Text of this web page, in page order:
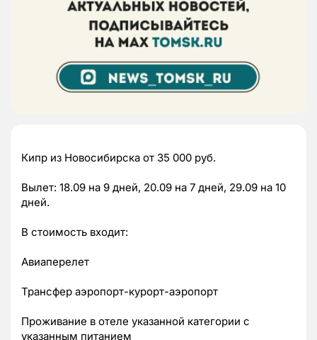
Кипр из Новосибирска от 35 000 руб.
Вылет: 18.09 на 9 дней, 20.09 на 7 дней, 29.09 на 10
дней.
В стоимость входит:
Авиаперелет
Трансфер аэропорт-курорт-аэропорт
Проживание в отеле указанной категории с
указанным питанием